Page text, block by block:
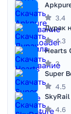
3.4
Дурак
4.3
Hearts
3
Super
4.5
SkyRail
4.6